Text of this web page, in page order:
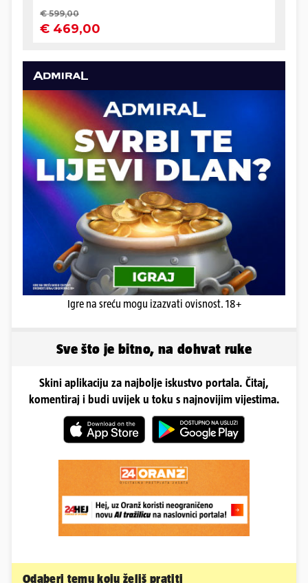
Igre na sreću mogu izazvati ovisnost. 18+
Sve što je bitno, na dohvat ruke
Skini aplikaciju za najbolje iskustvo portala. Čitaj,
komentiraj i budi uvijek u toku s najnovijim vijestima.
Odaberi temu koju želiš pratiti